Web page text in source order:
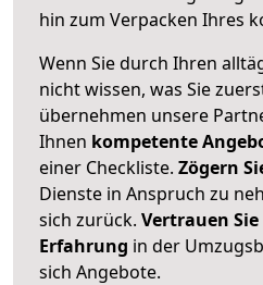
hin zum Verpacken Ihres
Wenn Sie durch Ihren
nicht wissen, was Sie
übernehmen unsere
Ihnen kompetente
einer Checkliste. Zögern
Dienste in Anspruch zu
sich zurück. Vertrauen
Erfahrung in der
sich Angebote.